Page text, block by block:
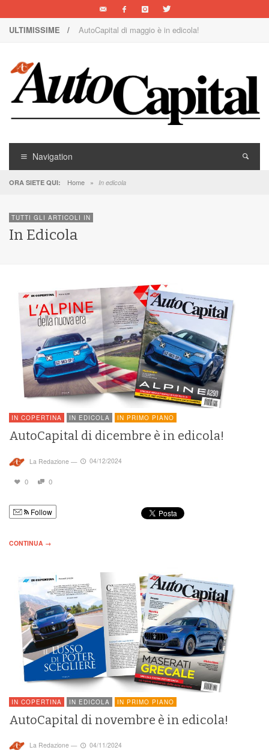
ULTIMISSIME / AutoCapital di maggio è in edicola!
1000 Miglia: un team rosa sulla rossa
Il Concorso Villa d’Este è ai nastri di partenza
I SUV Premium Omoda & Jaecoo
AutoCapital di marzo è in edicola!
AutoCapital di febbraio è in edicola!
Navigation
ORA SIETE QUI: Home » In edicola
TUTTI GLI ARTICOLI IN
In Edicola
IN COPERTINA IN EDICOLA IN PRIMO PIANO
AutoCapital di dicembre è in edicola!
La Redazione — 04/12/2024
0 0
Follow
CONTINUA →
IN COPERTINA IN EDICOLA IN PRIMO PIANO
AutoCapital di novembre è in edicola!
La Redazione — 04/11/2024